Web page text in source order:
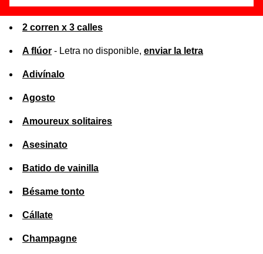
2 corren x 3 calles
A flúor - Letra no disponible, enviar la letra
Adivínalo
Agosto
Amoureux solitaires
Asesinato
Batido de vainilla
Bésame tonto
Cállate
Champagne